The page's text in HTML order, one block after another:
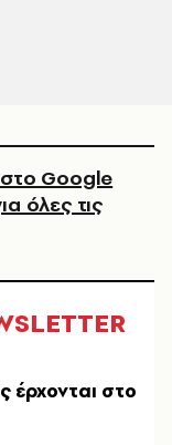
Google
όλες τις
έρχονται στο